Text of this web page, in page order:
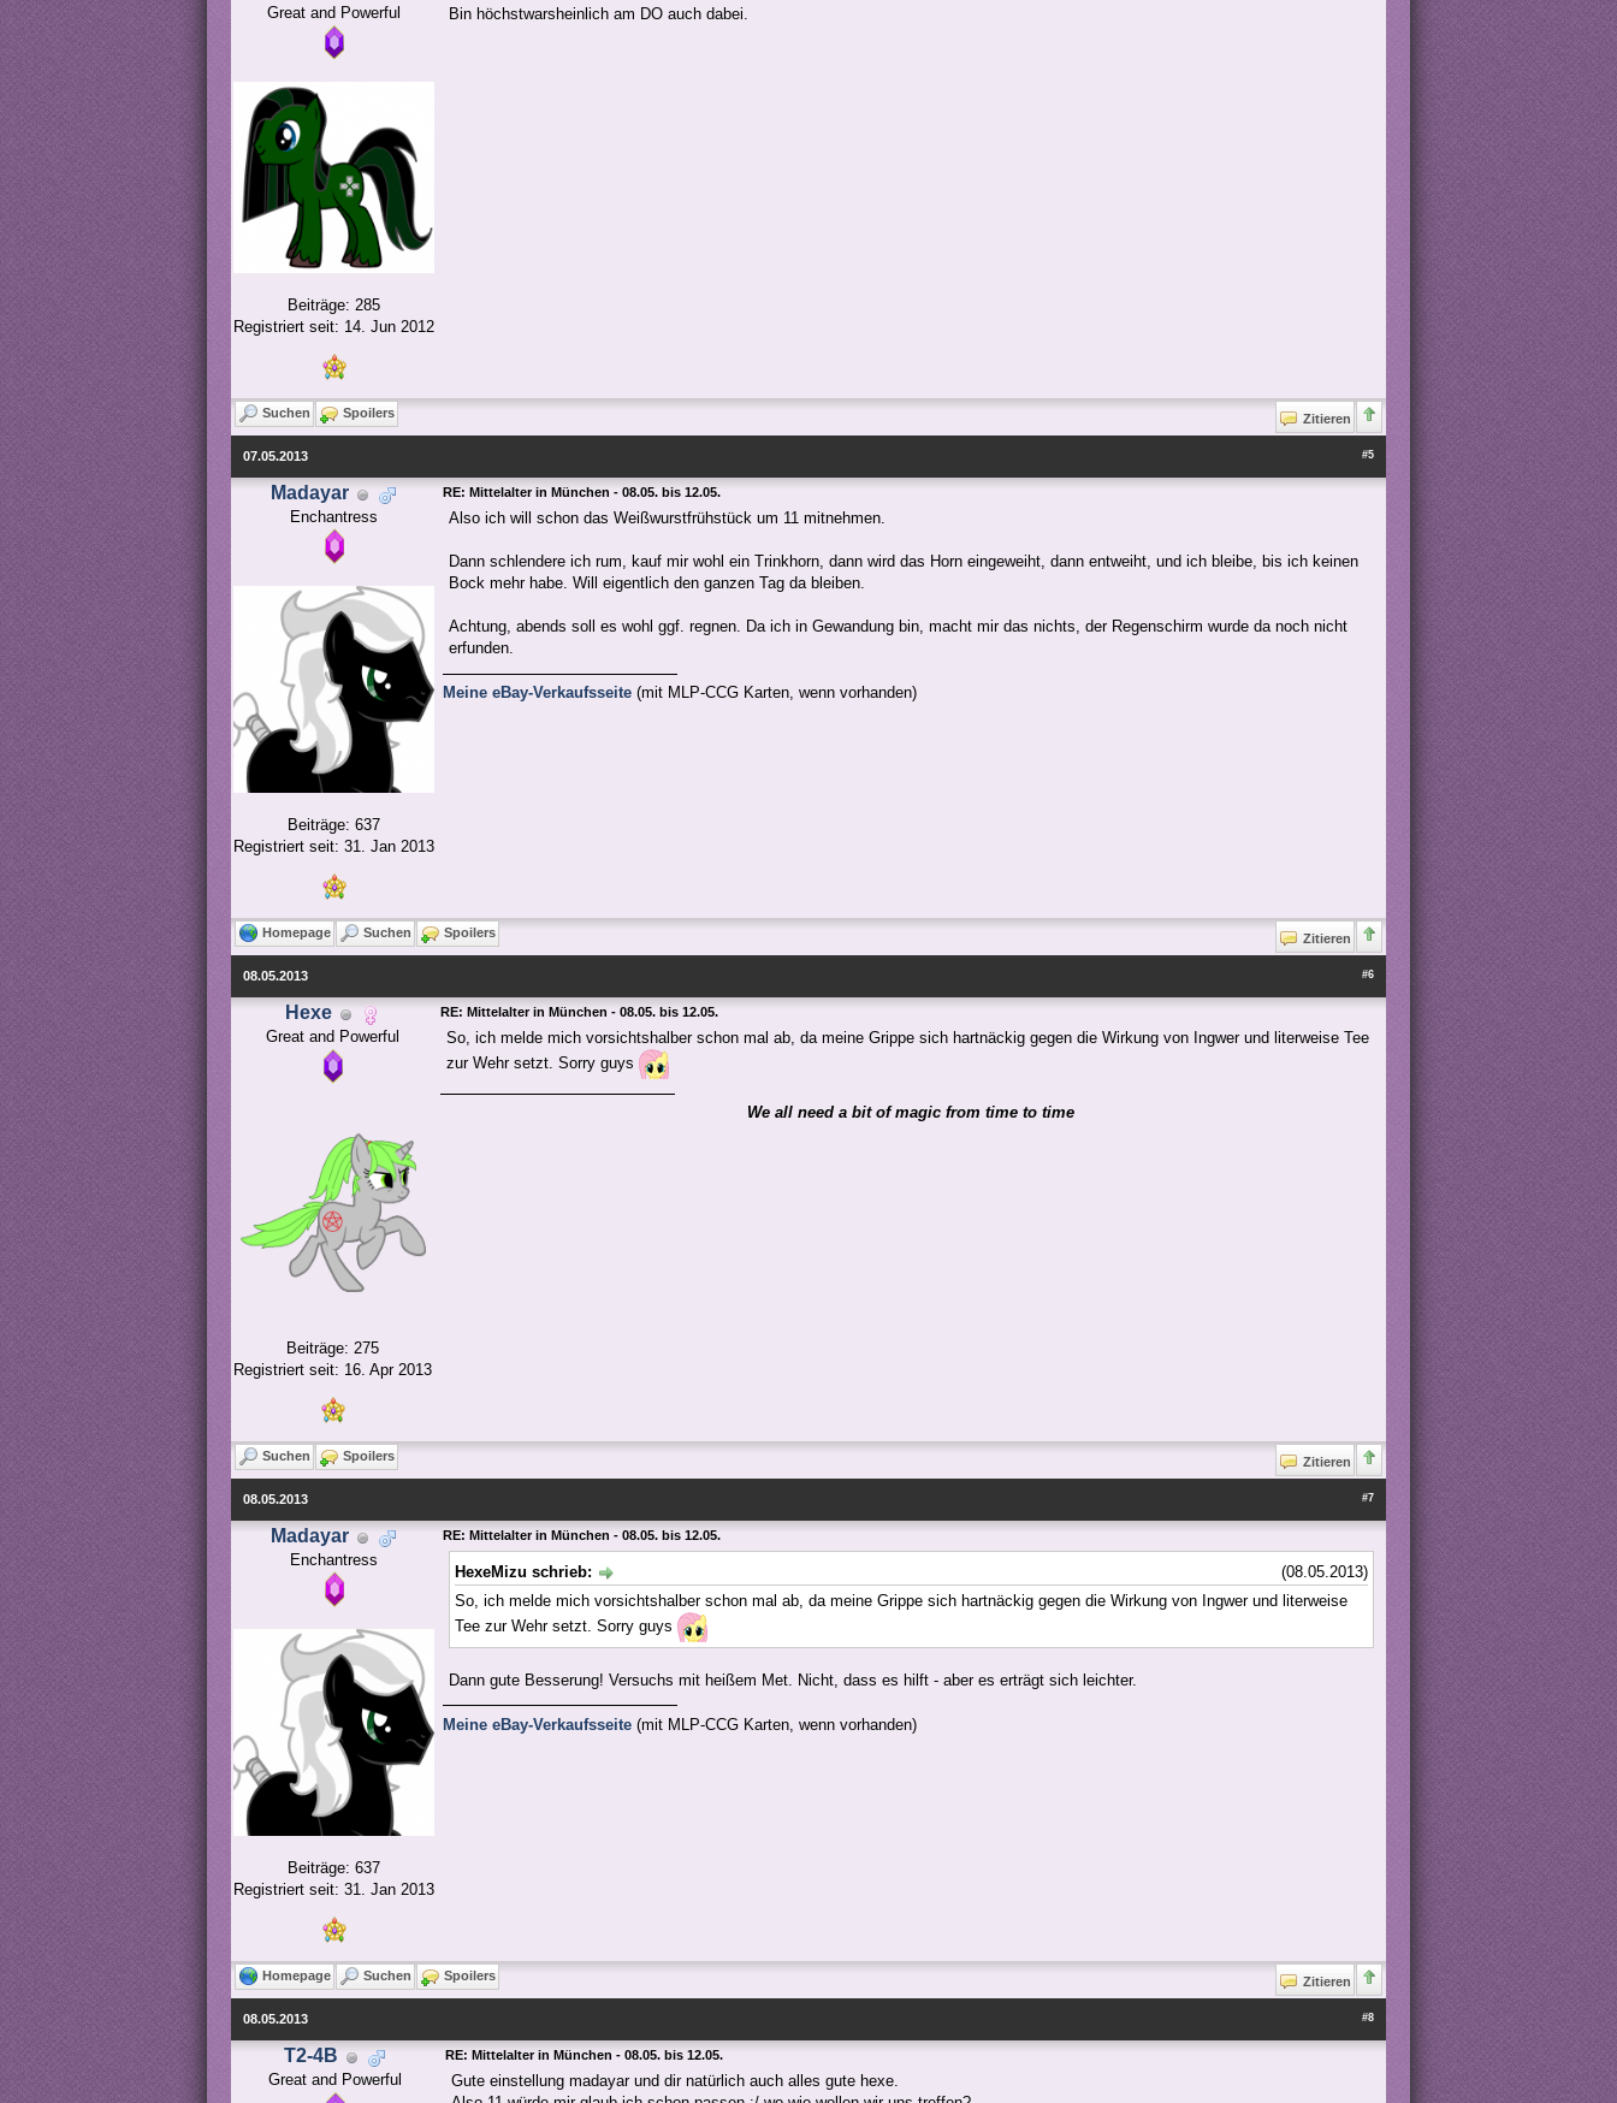
Great and Powerful
Beiträge: 285
Registriert seit: 14. Jun 2012
Bin höchstwarsheinlich am DO auch dabei.
Suchen Spoilers Zitieren
#5
07.05.2013
Madayar
Enchantress
Beiträge: 637
Registriert seit: 31. Jan 2013
RE: Mittelalter in München - 08.05. bis 12.05.
Also ich will schon das Weißwurstfrühstück um 11 mitnehmen.
Dann schlendere ich rum, kauf mir wohl ein Trinkhorn, dann wird das Horn eingeweiht, dann entweiht, und ich bleibe, bis ich keinen
Bock mehr habe. Will eigentlich den ganzen Tag da bleiben.
Achtung, abends soll es wohl ggf. regnen. Da ich in Gewandung bin, macht mir das nichts, der Regenschirm wurde da noch nicht
erfunden.
Meine eBay-Verkaufsseite (mit MLP-CCG Karten, wenn vorhanden)
Homepage Suchen Spoilers Zitieren
#6
08.05.2013
Hexe
Great and Powerful
Beiträge: 275
Registriert seit: 16. Apr 2013
RE: Mittelalter in München - 08.05. bis 12.05.
So, ich melde mich vorsichtshalber schon mal ab, da meine Grippe sich hartnäckig gegen die Wirkung von Ingwer und literweise Tee
zur Wehr setzt. Sorry guys
We all need a bit of magic from time to time
Suchen Spoilers Zitieren
#7
08.05.2013
Madayar
Enchantress
Beiträge: 637
Registriert seit: 31. Jan 2013
RE: Mittelalter in München - 08.05. bis 12.05.
(08.05.2013)
HexeMizu schrieb:
So, ich melde mich vorsichtshalber schon mal ab, da meine Grippe sich hartnäckig gegen die Wirkung von Ingwer und literweise
Tee zur Wehr setzt. Sorry guys
Dann gute Besserung! Versuchs mit heißem Met. Nicht, dass es hilft - aber es erträgt sich leichter.
Meine eBay-Verkaufsseite (mit MLP-CCG Karten, wenn vorhanden)
Homepage Suchen Spoilers Zitieren
#8
08.05.2013
T2-4B
Great and Powerful
RE: Mittelalter in München - 08.05. bis 12.05.
Gute einstellung madayar und dir natürlich auch alles gute hexe.